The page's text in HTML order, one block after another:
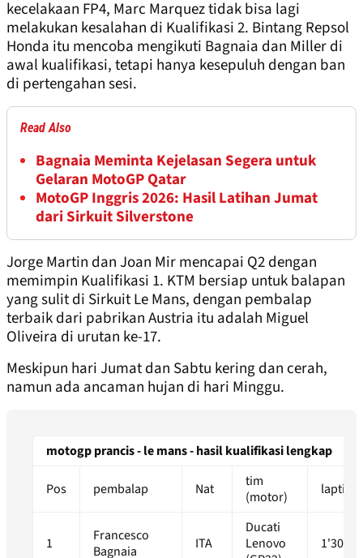
kecelakaan FP4, Marc Marquez tidak bisa lagi
melakukan kesalahan di Kualifikasi 2. Bintang Repsol
Honda itu mencoba mengikuti Bagnaia dan Miller di
awal kualifikasi, tetapi hanya kesepuluh dengan ban
di pertengahan sesi.
Read Also
Bagnaia Meminta Kejelasan Segera untuk
Gelaran MotoGP Qatar
MotoGP Inggris 2026: Hasil Latihan Jumat
dari Sirkuit Silverstone
Jorge Martin dan Joan Mir mencapai Q2 dengan
memimpin Kualifikasi 1. KTM bersiap untuk balapan
yang sulit di Sirkuit Le Mans, dengan pembalap
terbaik dari pabrikan Austria itu adalah Miguel
Oliveira di urutan ke-17.
Meskipun hari Jumat dan Sabtu kering dan cerah,
namun ada ancaman hujan di hari Minggu.
motogp prancis - le mans - hasil kualifikasi lengkap
Pos pembalap Nat
tim
(motor)
1
Francesco
Bagnaia
ITA
Ducati
Lenovo